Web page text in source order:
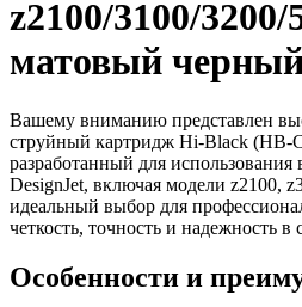
z2100/3100/
матовый
Вашему вниманию представлен
струйный картридж Hi-Black (HB-
разработанный для
DesignJet, включая модели z2100,
идеальный выбор для
четкость, точность и надежность
Особенности и